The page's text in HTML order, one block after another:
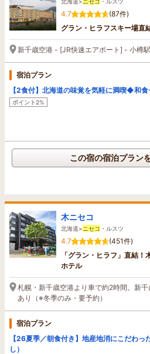
4.7
(87件)
グラン・ヒラフスキー場直
新千歳空港 - [JR快速エアポート] - 小樽
宿泊プラン
【2食付】北海道の味覚を気軽に満喫◆和食
ポイント2%
この宿の宿泊プラン
木ニセコ
北海道> ニセコ ・ルスツ
4.7
(451件)
「グラン・ヒラフ」直結
ホテル
札幌・新千歳空港より車で約2時間。新
あり（※冬季のみ・要予約）
宿泊プラン
【26夏季／朝食付き】地産地消にこだわっ
し）